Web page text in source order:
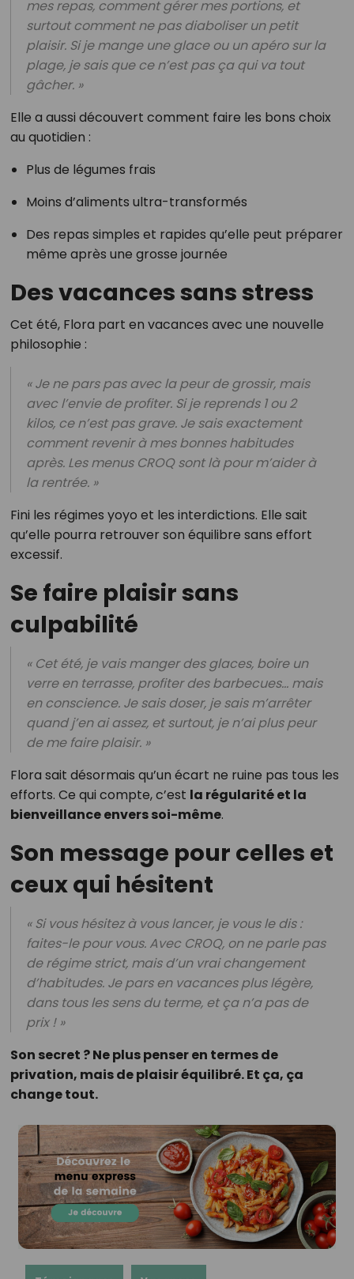
mes repas, comment gérer mes portions, et
surtout comment ne pas diaboliser un petit
plaisir. Si je mange une glace ou un apéro sur la
plage, je sais que ce n’est pas ça qui va tout
gâcher. »
Elle a aussi découvert comment faire les bons choix
au quotidien :
Plus de légumes frais
Moins d’aliments ultra-transformés
Des repas simples et rapides qu’elle peut préparer
même après une grosse journée
Des vacances sans stress
Cet été, Flora part en vacances avec une nouvelle
philosophie :
« Je ne pars pas avec la peur de grossir, mais
avec l’envie de profiter. Si je reprends 1 ou 2
kilos, ce n’est pas grave. Je sais exactement
comment revenir à mes bonnes habitudes
après. Les menus CROQ sont là pour m’aider à
la rentrée. »
Fini les régimes yoyo et les interdictions. Elle sait
qu’elle pourra retrouver son équilibre sans effort
excessif.
Se faire plaisir sans
culpabilité
« Cet été, je vais manger des glaces, boire un
verre en terrasse, profiter des barbecues… mais
en conscience. Je sais doser, je sais m’arrêter
quand j’en ai assez, et surtout, je n’ai plus peur
de me faire plaisir. »
Flora sait désormais qu’un écart ne ruine pas tous les
efforts. Ce qui compte, c’est la régularité et la
bienveillance envers soi-même.
Son message pour celles et
ceux qui hésitent
« Si vous hésitez à vous lancer, je vous le dis :
faites-le pour vous. Avec CROQ, on ne parle pas
de régime strict, mais d’un vrai changement
d’habitudes. Je pars en vacances plus légère,
dans tous les sens du terme, et ça n’a pas de
prix ! »
Son secret ? Ne plus penser en termes de
privation, mais de plaisir équilibré. Et ça, ça
change tout.